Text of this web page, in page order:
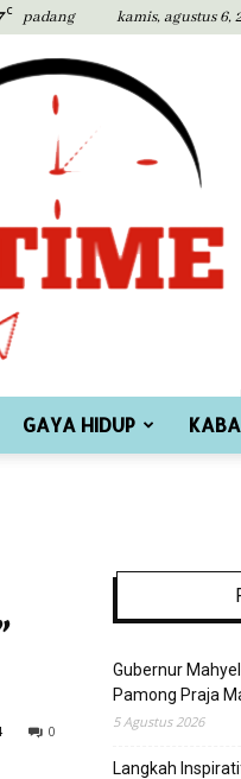
C padang kamis, agustus 6,
GAYA HIDUP
0
Gubernur
Pamong Praja
5 Agustus 2026
Langkah